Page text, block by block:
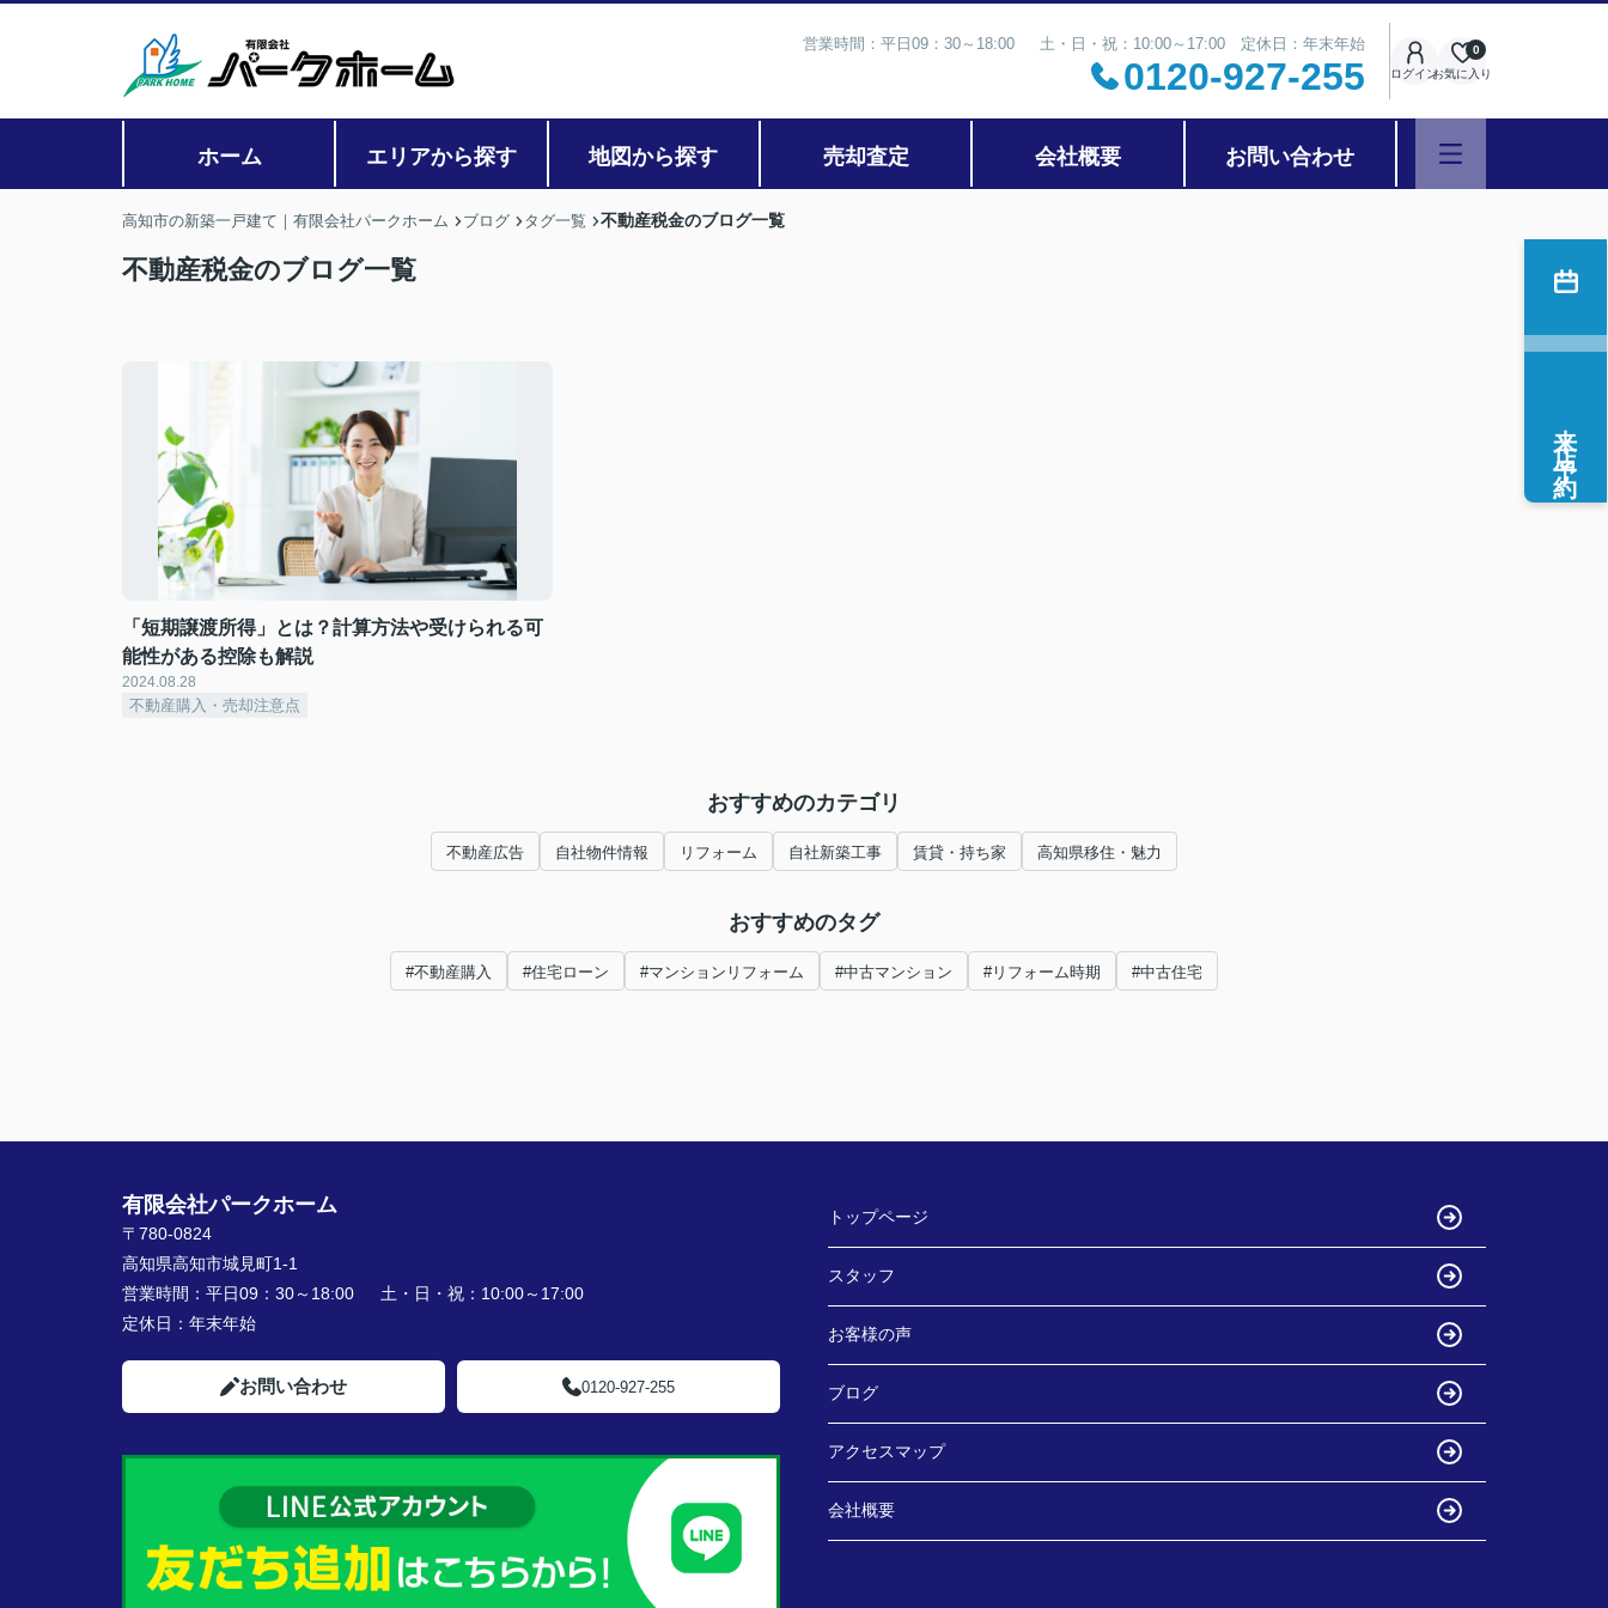
営業時間：平日09：30～18:00 土・日・祝：10:00～17:00 定休日：年末年始
0120-927-255 ログインお気に入り
0
ホーム エリアから探す 地図から探す 売却査定 会社概要 お問い合わせ
高知市の新築一戸建て｜有限会社パークホーム ブログ タグ一覧 不動産税金のブログ一覧
不動産税金のブログ一覧
「短期譲渡所得」とは？計算方法や受けられる可
能性がある控除も解説
2024.08.28
不動産購入・売却注意点
おすすめのカテゴリ
不動産広告 自社物件情報 リフォーム 自社新築工事 賃貸・持ち家 高知県移住・魅力
おすすめのタグ
#不動産購入 #住宅ローン #マンションリフォーム #中古マンション #リフォーム時期 #中古住宅
来店予約
有限会社パークホーム
〒780-0824
高知県高知市城見町1-1
営業時間： 平日09：30～18:00 土・日・祝：10:00～17:00
定休日： 年末年始
お問い合わせ 0120-927-255
トップページ
スタッフ
お客様の声
ブログ
アクセスマップ
会社概要